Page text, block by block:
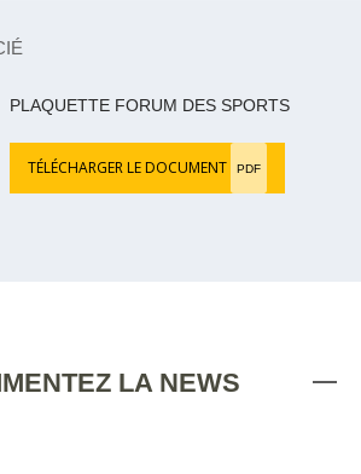
PLAQUETTE FORUM DES SPORTS
TÉLÉCHARGER LE DOCUMENT PDF
LA NEWS